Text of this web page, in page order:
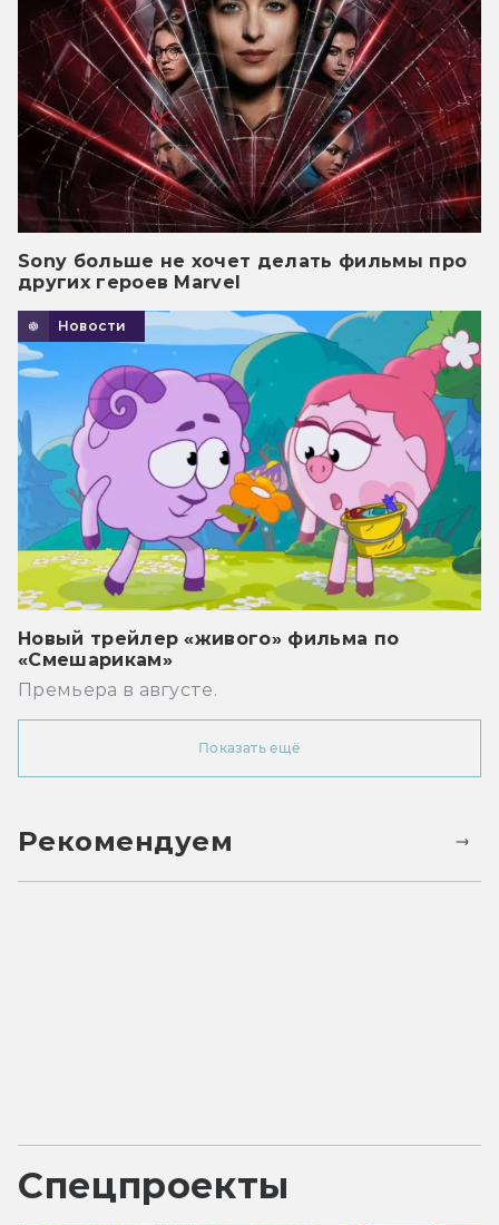
Sony больше не хочет делать фильмы про
других героев Marvel
Новости
Новый трейлер «живого» фильма по
«Смешарикам»
Премьера в августе.
Показать ещё
Рекомендуем
Спецпроекты